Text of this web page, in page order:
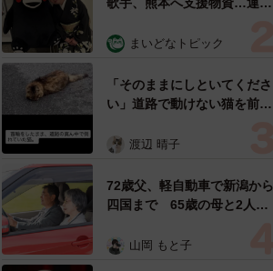
歌手、熊本へ支援物資…運搬
めらい 「痛いほど伝わる」
まいどなトピック
「そのままにしといてくださ
い」道路で動けない猫を前に
ようとした4日間 「命の重
表の訴え
渡辺 晴子
72歳父、軽自動車で新潟から
四国まで 65歳の母と2人で
憩まで分刻み… 「大学生で
山岡 もと子